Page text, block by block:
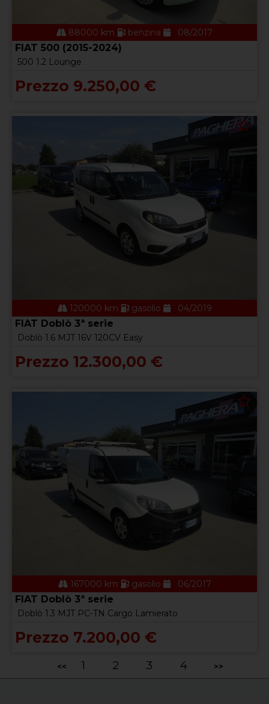
88000 km benzina 08/2017
FIAT 500 (2015-2024)
500 1.2 Lounge
Prezzo 9.250,00 €
120000 km gasolio 04/2019
FIAT Doblò 3ª serie
Doblò 1.6 MJT 16V 120CV Easy
Prezzo 12.300,00 €
167000 km gasolio 06/2017
FIAT Doblò 3ª serie
Doblò 1.3 MJT PC-TN Cargo Lamierato
Prezzo 7.200,00 €
<< 1 2 3 4 >>